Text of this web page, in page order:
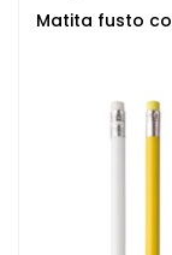
Matita fusto